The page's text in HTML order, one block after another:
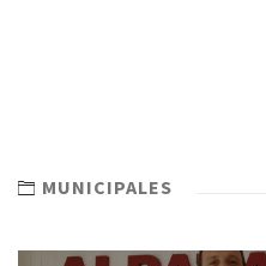
MUNICIPALES